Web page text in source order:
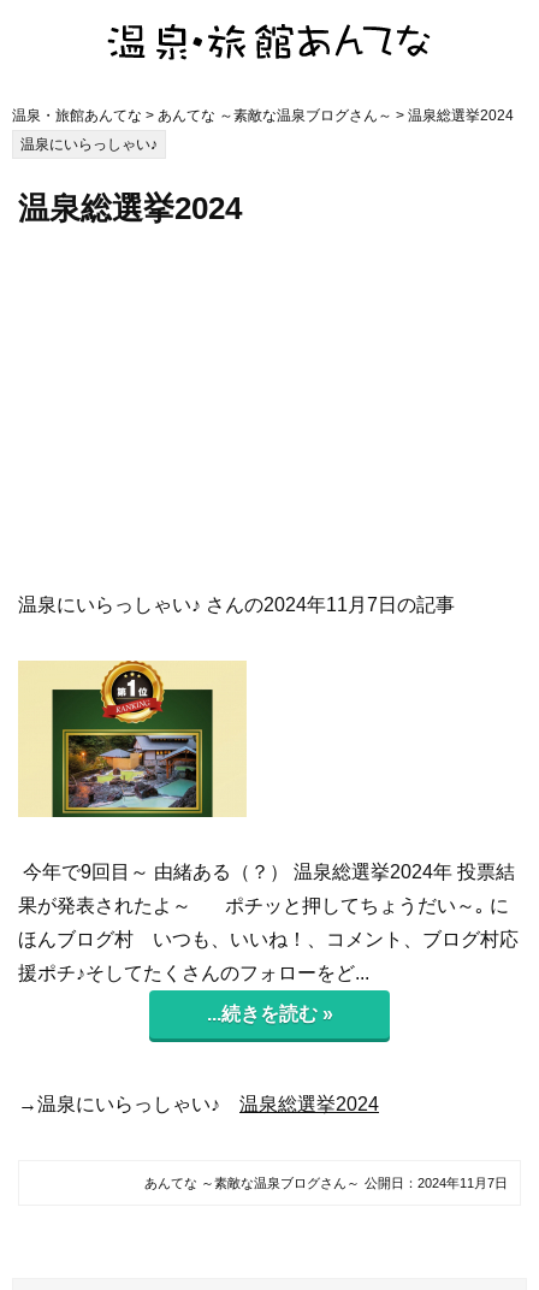
温泉・旅館あんてな > あんてな ～素敵な温泉ブログさん～ > 温泉総選挙2024
温泉にいらっしゃい♪
温泉総選挙2024
温泉にいらっしゃい♪ さんの2024年11月7日の記事
今年で9回目～ 由緒ある（？） 温泉総選挙2024年 投票結
果が発表されたよ～ ポチッと押してちょうだい～｡ に
ほんブログ村 いつも、いいね！、コメント、ブログ村応
援ポチ♪そしてたくさんのフォローをど...
...続きを読む »
→温泉にいらっしゃい♪ 温泉総選挙2024
あんてな ～素敵な温泉ブログさん～ 公開日： 2024年11月7日